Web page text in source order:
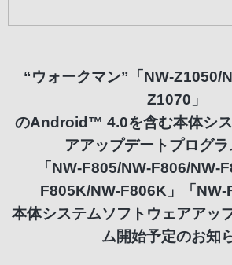
“ウォークマン”「NW-Z1050/
Z1070」
のAndroid™ 4.0を含む本体シ
アアップデートプログ
「NW-F805/NW-F806/NW-
F805K/NW-F806K」「NW-
本体システムソフトウェアアッ
ム開始予定のお知